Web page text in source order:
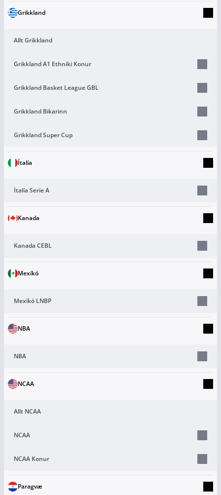
Grikkland
Allt Grikkland
Grikkland A1 Ethniki Konur
Grikkland Basket League GBL
Grikkland Bikarinn
Grikkland Super Cup
Ítalía
Ítalía Serie A
Kanada
Kanada CEBL
Mexíkó
Mexíkó LNBP
NBA
NBA
NCAA
Allt NCAA
NCAA
NCAA Konur
Paragvæ